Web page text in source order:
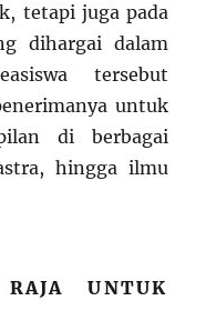
tetapi juga pada
dihargai dalam
tersebut
untuk
di berbagai
hingga ilmu
UNTUK